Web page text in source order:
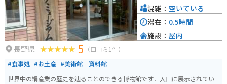
長野県 5 （口コミ1件）
#食事処 #お土産 #美術館｜資料館
世界中の絹産業の歴史を辿ることのできる博物館です．入口に展示されてい
混雑： 空いている
滞在： 0.5時間
施設： 屋内